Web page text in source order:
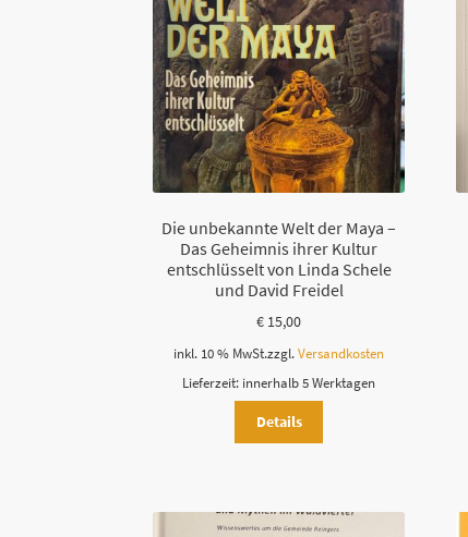
Die unbekannte Welt der Maya –
Das Geheimnis ihrer Kultur
entschlüsselt von Linda Schele
und David Freidel
€ 15,00
inkl. 10 % MwSt.zzgl.Versandkosten
Lieferzeit: innerhalb 5 Werktagen
Details